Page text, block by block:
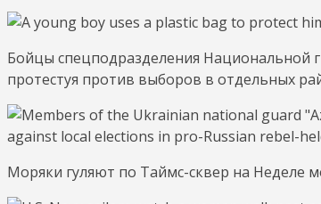
Бойцы спецподразделения Национальной
протестуя против выборов в отдельных
Моряки гуляют по Таймс-сквер на Неделе